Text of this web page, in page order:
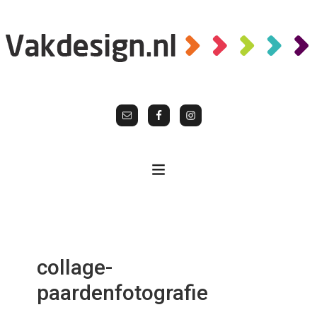
collage-
paardenfotografie